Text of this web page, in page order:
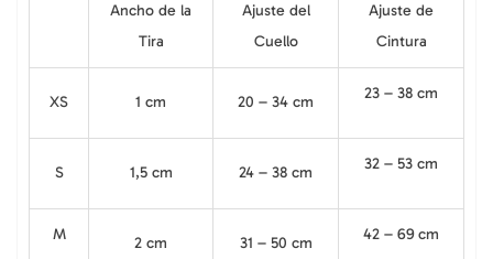
Ancho de la
Tira
Ajuste del
Cuello
Ajuste de
Cintura
XS 1 cm 20 – 34 cm 23 – 38 cm
S 1,5 cm 24 – 38 cm 32 – 53 cm
M 2 cm 31 – 50 cm 42 – 69 cm